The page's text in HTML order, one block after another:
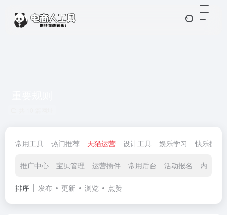
常用工具 热门推荐 天猫运营 设计工具 娱乐学习 快乐摸鱼
推广中心 宝贝管理 运营插件 常用后台 活动报名 内容运
排序 发布 更新 浏览 点赞